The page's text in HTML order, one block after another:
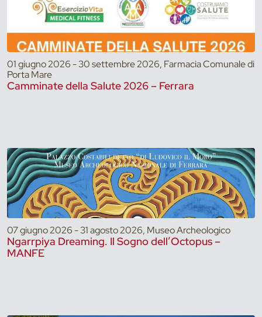
01 giugno 2026 - 30 settembre 2026, Farmacia Comunale di
Porta Mare
Camminate della Salute 2026 – Ferrara
07 giugno 2026 - 31 agosto 2026, Museo Archeologico
Ngarrpiya Dreaming. Il Sogno dell’Octopus –
MANFE